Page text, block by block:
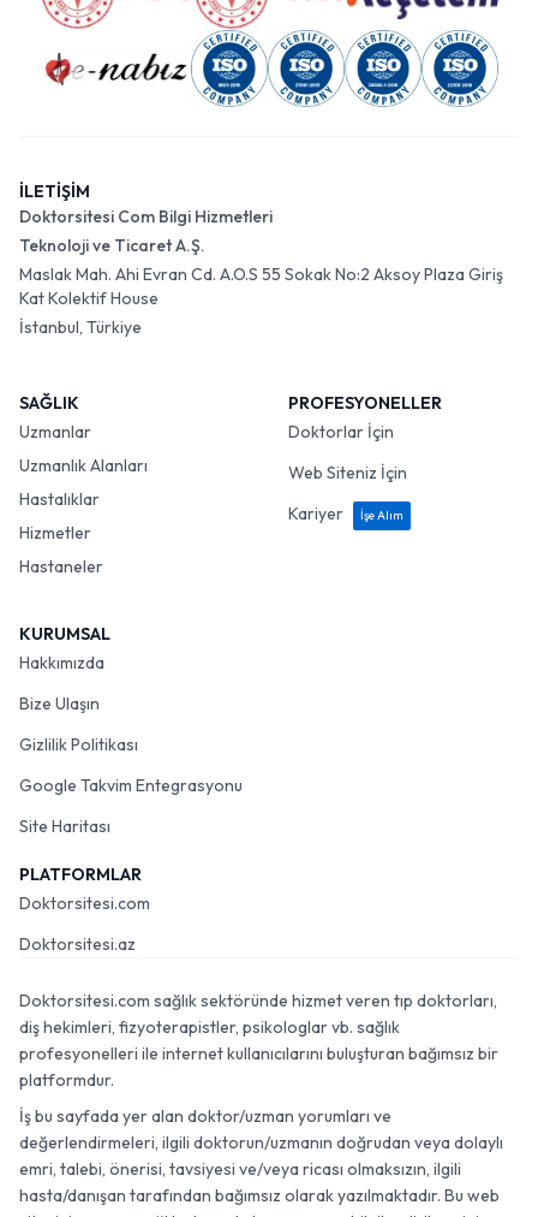
İLETİŞİM
Doktorsitesi Com Bilgi Hizmetleri
Teknoloji ve Ticaret A.Ş.
Maslak Mah. Ahi Evran Cd. A.O.S 55 Sokak No:2 Aksoy Plaza Giriş
Kat Kolektif House
İstanbul, Türkiye
SAĞLIK
Uzmanlar
Uzmanlık Alanları
Hastalıklar
Hizmetler
Hastaneler
PROFESYONELLER
Doktorlar İçin
Web Siteniz İçin
Kariyer
İşe Alım
KURUMSAL
Hakkımızda
Bize Ulaşın
Gizlilik Politikası
Google Takvim Entegrasyonu
Site Haritası
PLATFORMLAR
Doktorsitesi.com
Doktorsitesi.az
Doktorsitesi.com sağlık sektöründe hizmet veren tıp doktorları,
diş hekimleri, fizyoterapistler, psikologlar vb. sağlık
profesyonelleri ile internet kullanıcılarını buluşturan bağımsız bir
platformdur.
İş bu sayfada yer alan doktor/uzman yorumları ve
değerlendirmeleri, ilgili doktorun/uzmanın doğrudan veya dolaylı
emri, talebi, önerisi, tavsiyesi ve/veya ricası olmaksızın, ilgili
hasta/danışan tarafından bağımsız olarak yazılmaktadır. Bu web